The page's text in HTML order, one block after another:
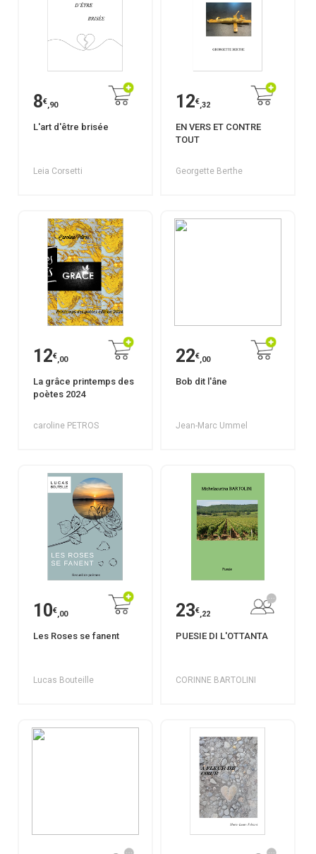
8€,90
L'art d'être brisée
Leia Corsetti
12€,32
EN VERS ET CONTRE
TOUT
Georgette Berthe
12€,00
La grâce printemps des
poètes 2024
caroline PETROS
22€,00
Bob dit l'âne
Jean-Marc Ummel
10€,00
Les Roses se fanent
Lucas Bouteille
23€,22
PUESIE DI L'OTTANTA
CORINNE BARTOLINI